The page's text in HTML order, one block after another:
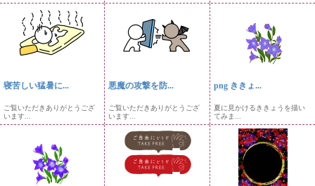
寝苦しい猛暑に...
ご覧いただきありがとうござ
います...
悪魔の攻撃を防...
ご覧いただきありがとうござ
います...
png ききょ...
夏に見かけるききょうを描い
てみま...